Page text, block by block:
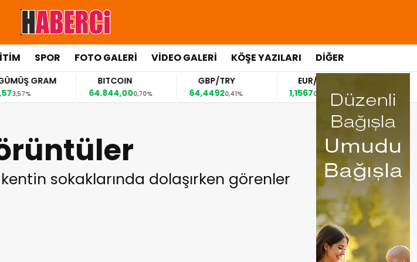
SPOR FOTO GALERİ VİDEO GALERİ KÖŞE YAZILARI DİĞER
GRAM
3,57%
BITCOIN
64.844,000,70%
GBP/TRY
64,44920,41%
EUR/USD
1,15670,36%
82,63
sokaklarında dolaşırken görenler